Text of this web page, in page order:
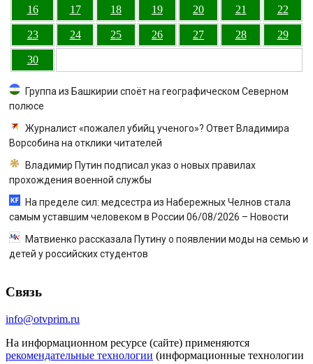
16 17 18 19 20 21 22
23 24 25 26 27 28 29
30
Группа из Башкирии споёт на географическом Северном
полюсе
Журналист «пожалел убийц ученого»? Ответ Владимира
Ворсобина на отклики читателей
Владимир Путин подписал указ о новых правилах
прохождения военной службы
На пределе сил: медсестра из Набережных Челнов стала
самым уставшим человеком в России 06/08/2026 – Новости
Матвиенко рассказала Путину о появлении моды на семью и
детей у российских студентов
Связь
info@otvprim.ru
На информационном ресурсе (сайте) применяются
рекомендательные технологии (информационные технологии